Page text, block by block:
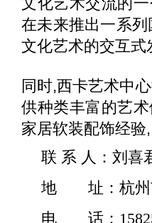
在未来推出一系
文化艺术的交互式
同时,西卡艺术中
供种类丰富的艺
家居软装配饰经
联 系 人： 刘喜
地 址： 杭
电 话：